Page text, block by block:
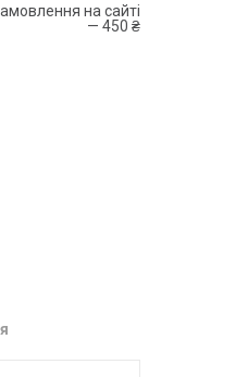
на сайті
— 450 ₴